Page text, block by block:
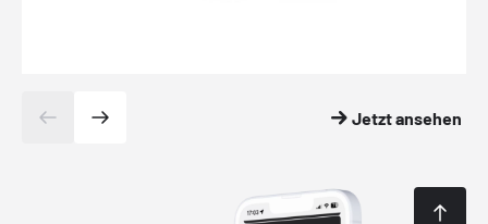
Jetzt ansehen